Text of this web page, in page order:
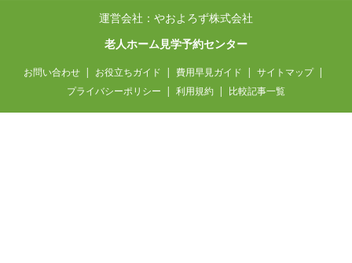
運営会社：やおよろず株式会社
老人ホーム見学予約センター
お問い合わせ お役立ちガイド 費用早見ガイド
サイトマップ
プライバシーポリシー
利用規約 比較記事一覧